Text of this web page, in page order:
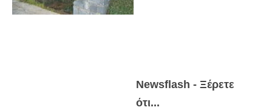
Newsflash - Ξέρετε
ότι...